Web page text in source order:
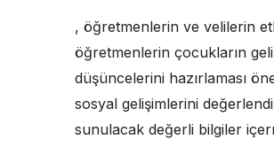
, öğretmenlerin ve velilerin
öğretmenlerin çocukların
düşüncelerini hazırlaması
sosyal gelişimlerini
sunulacak değerli bilgiler